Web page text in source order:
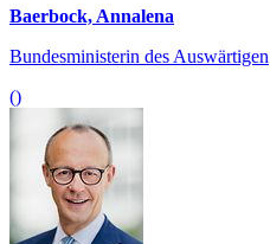
Baerbock, Annalena
Bundesministerin des Auswärtigen
()